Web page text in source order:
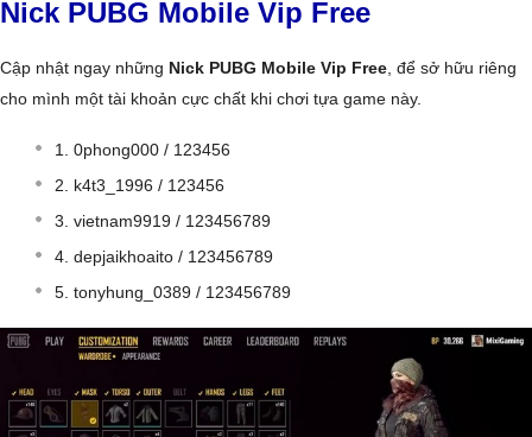
Nick PUBG Mobile Vip Free
Cập nhật ngay những Nick PUBG Mobile Vip Free , để sở hữu riêng
cho mình một tài khoản cực chất khi chơi tựa game này.
1. 0phong000 / 123456
2. k4t3_1996 / 123456
3. vietnam9919 / 123456789
4. depjaikhoaito / 123456789
5. tonyhung_0389 / 123456789